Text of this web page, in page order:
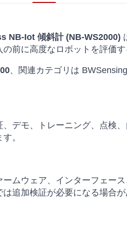
NB-Iot 傾斜計 (NB-WS2000)
前に高度なロボットを評価す
、関連カテゴリは
デモ、トレーニング、点検
。
ムウェア、インターフェー
追加検証が必要になる場合が